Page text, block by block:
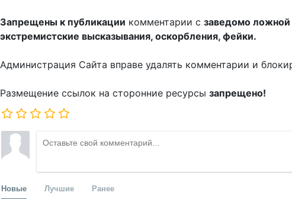
Запрещены к публикации комментарии с заведомо
экстремистские высказывания, оскорбления, фейки.
Администрация Сайта вправе удалять комментарии и
Размещение ссылок на сторонние ресурсы запрещено!
Новые Лучшие Ранее